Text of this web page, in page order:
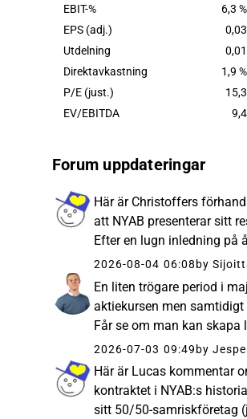
EBIT-%
6,3 %
EPS (adj.)
0,03
Utdelning
0,01
Direktavkastning
1,9 %
P/E (just.)
15,3
EV/EBITDA
9,4
Forum uppdateringar
Här är Christoffers
att NYAB presenterar sitt
Efter en lugn inledning på
2026-08-04 06:08 by
En liten trögare period i
aktiekursen men
Får se om man kan skapa
2026-07-03 09:49 by
Här är Lucas kommentar
kontraktet i NYAB:s
sitt 50/50-samriskföretag